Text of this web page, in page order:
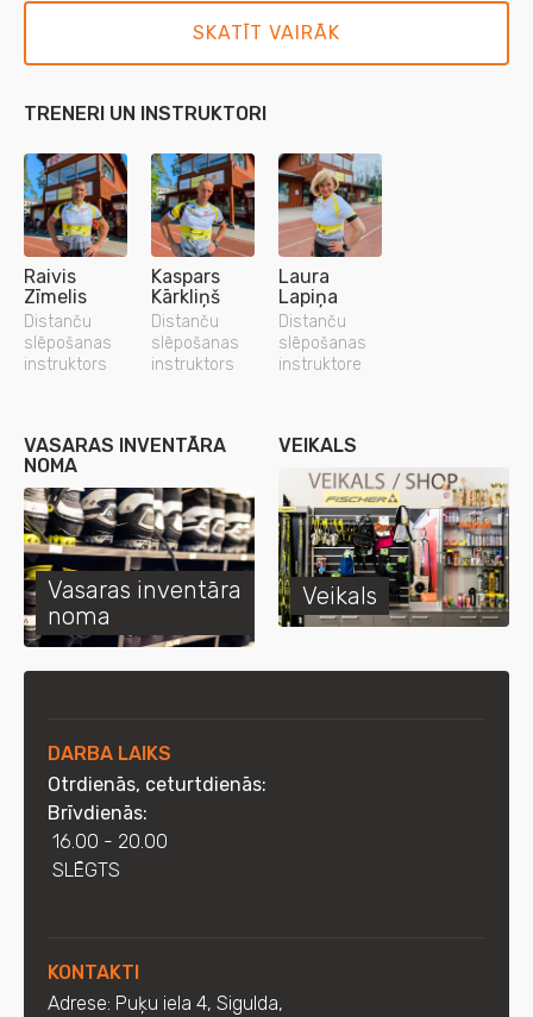
SKATĪT VAIRĀK
TRENERI UN INSTRUKTORI
Raivis
Zīmelis
Distanču
slēpošanas
instruktors
Kaspars
Kārkliņš
Distanču
slēpošanas
instruktors
Laura
Lapiņa
Distanču
slēpošanas
instruktore
VASARAS INVENTĀRA
NOMA
Vasaras inventāra
noma
VEIKALS
Veikals
DARBA LAIKS
Otrdienās, ceturtdienās:
Brīvdienās:
16.00 - 20.00
SLĒGTS
KONTAKTI
Adrese: Puķu iela 4, Sigulda,